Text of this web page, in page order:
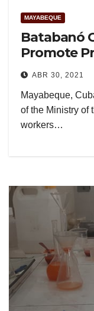
MAYABEQUE
Batabanó
Promote
ABR 30, 2021
Mayabeque,
of the Ministry of
workers…